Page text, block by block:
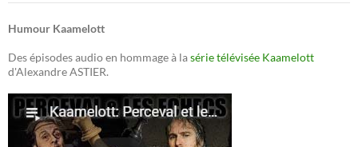
Humour Kaamelott
Des épisodes audio en hommage à lasérie télévisée Kaamelott
d'Alexandre ASTIER.